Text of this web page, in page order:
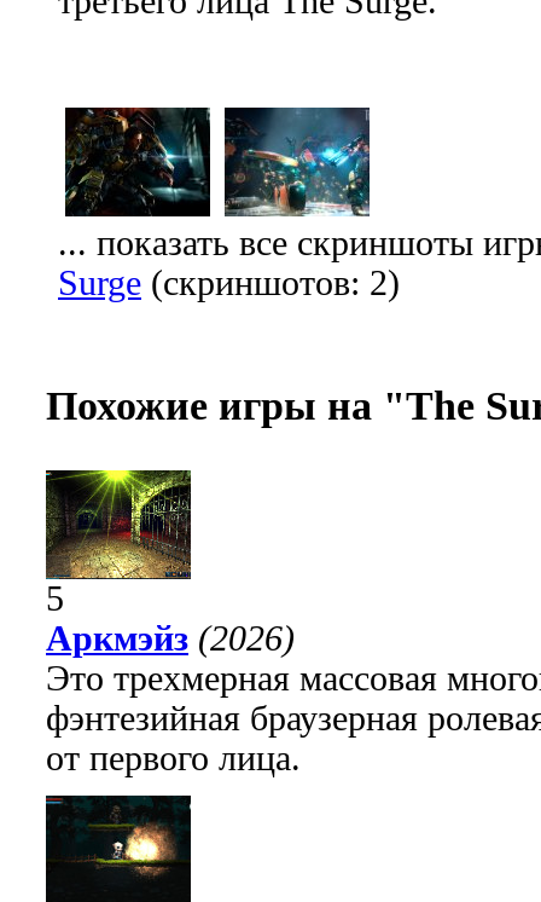
... показать все скриншоты
Surge (скриншотов: 2)
Похожие игры на "The
5
Аркмэйз (2026)
Это трехмерная массовая
фэнтезийная браузерная
от первого лица.